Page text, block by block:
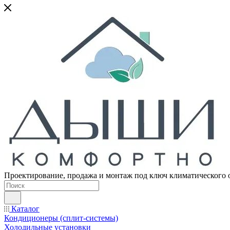
Проектирование, продажа и монтаж под ключ климатического
Каталог
Кондиционеры (сплит-системы)
Холодильные установки